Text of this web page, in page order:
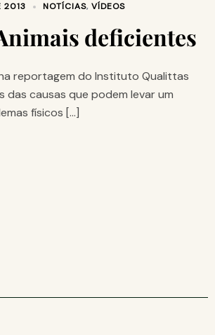
2013 NOTÍCIAS, VÍDEOS
deficientes
reportagem do Instituto Qualittas
das causas que podem levar um
físicos […]